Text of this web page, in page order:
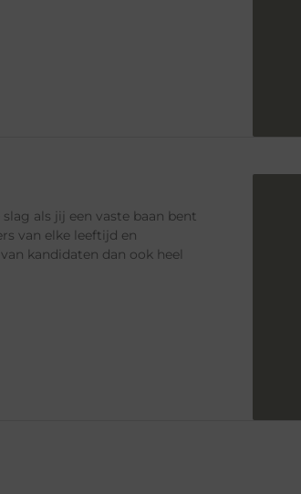
als jij een vaste baan bent
van elke leeftijd en
kandidaten dan ook heel